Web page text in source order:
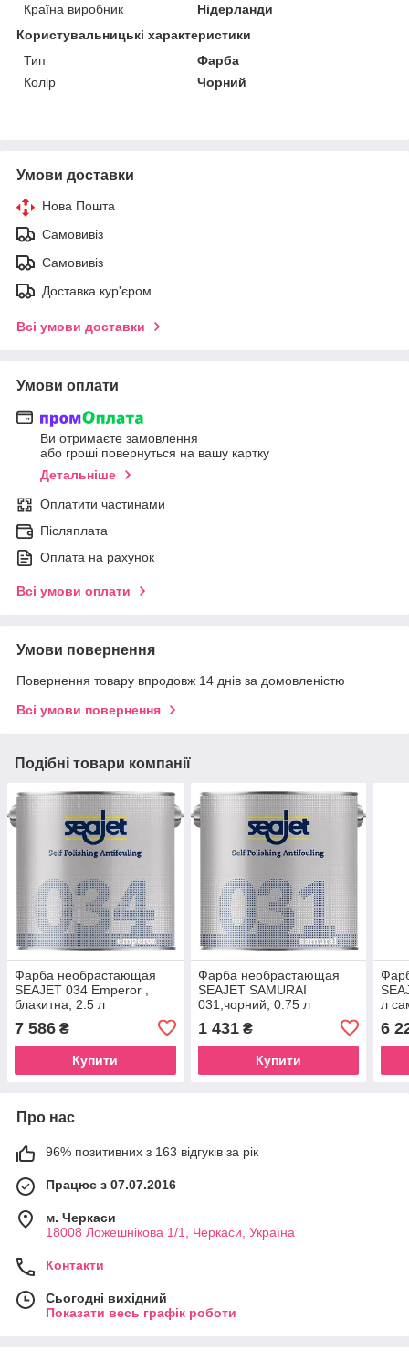
Країна виробник
Нідерланди
Користувальницькі характеристики
Тип
Фарба
Колір
Чорний
Умови доставки
Нова Пошта
Самовивіз
Самовивіз
Доставка кур'єром
Всі умови доставки
Умови оплати
Ви отримаєте замовлення
або гроші повернуться на вашу картку
Детальніше
Оплатити частинами
Післяплата
Оплата на рахунок
Всі умови оплати
Умови повернення
Повернення товару впродовж 14 днів за домовленістю
Всі умови повернення
Подібні товари компанії
Фарба необрастающая
SEAJET 034 Emperor ,
блакитна, 2.5 л
7 586 ₴
Купити
Фарба необрастающая
SEAJET SAMURAI
031,чорний, 0.75 л
1 431₴
Купити
л
6
Про нас
96% позитивних з 163 відгуків за рік
Працює з 07.07.2016
м. Черкаси
18008 Ложешнікова 1/1, Черкаси, Україна
Контакти
Сьогодні вихідний
Показати весь графік роботи